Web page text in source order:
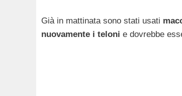
Già in mattinata sono stati usati
nuovamente i teloni e dovrebbe